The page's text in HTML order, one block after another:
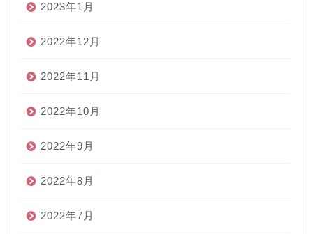
2023年1月
2022年12月
2022年11月
2022年10月
2022年9月
2022年8月
2022年7月